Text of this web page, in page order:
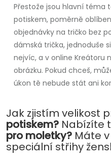
Přestože jsou hlavní téma
potiskem, poměrně
objednávky na tričko bez
dámská trička, jednoduše
nejvíc, a v online Kreátoru
obrázku. Pokud chceš,
úkon tě nebude stát ani
Jak zjistím velikost
potiskem? Nabízíte
pro moletky? Máte
speciální střihy